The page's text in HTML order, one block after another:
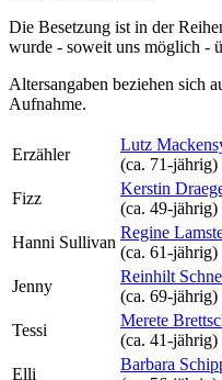
Die Besetzung ist in der
wurde - soweit uns möglich -
Altersangaben beziehen sich
Aufnahme.
Erzähler
Lutz
(ca. 71‑jährig)
Fizz
Kerstin
(ca. 49‑jährig)
Hanni Sullivan
Regine
(ca. 61‑jährig)
Jenny
Reinhilt
(ca. 69‑jährig)
Tessi
Merete
(ca. 41‑jährig)
Elli
Barbara